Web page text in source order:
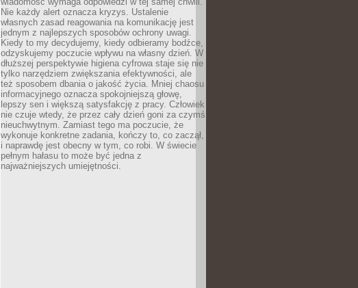
Nie każdy alert oznacza kryzys. Ustalenie
własnych zasad reagowania na komunikację jest
jednym z najlepszych sposobów ochrony uwagi.
Kiedy to my decydujemy, kiedy odbieramy bodźce,
odzyskujemy poczucie wpływu na własny dzień. W
dłuższej perspektywie higiena cyfrowa staje się nie
tylko narzędziem zwiększania efektywności, ale
też sposobem dbania o jakość życia. Mniej chaosu
informacyjnego oznacza spokojniejszą głowę,
lepszy sen i większą satysfakcję z pracy. Człowiek
nie czuje wtedy, że przez cały dzień goni za czymś
nieuchwytnym. Zamiast tego ma poczucie, że
wykonuje konkretne zadania, kończy to, co zaczął,
i naprawdę jest obecny w tym, co robi. W świecie
pełnym hałasu to może być jedna z
najważniejszych umiejętności.